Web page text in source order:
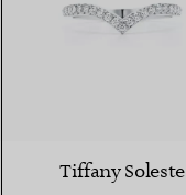
Tiffany Soleste